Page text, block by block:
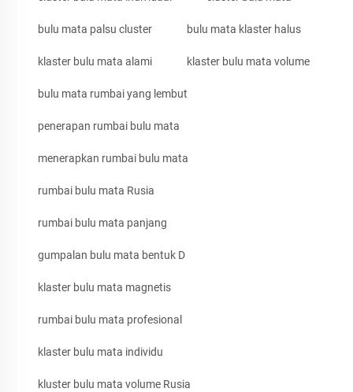
bulu mata palsu cluster bulu mata klaster halus
klaster bulu mata alami klaster bulu mata volume
bulu mata rumbai yang lembut
penerapan rumbai bulu mata
menerapkan rumbai bulu mata
rumbai bulu mata Rusia
rumbai bulu mata panjang
gumpalan bulu mata bentuk D
klaster bulu mata magnetis
rumbai bulu mata profesional
klaster bulu mata individu
kluster bulu mata volume Rusia